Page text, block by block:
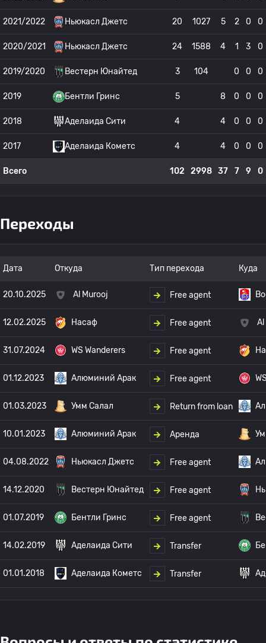
2021/2022 Ньюкасл Джетс 20 1027 5 2 0 0
2020/2021 Ньюкасл Джетс 24 1588 4 1 3 0
2019/2020 Вестерн Юнайтед 3 104 0 0 0
2019 Бентли Гринс 5 8 0 0 0
2018 Аделаида Сити 4 4 0 0 0
2017 Аделаида Кометс 4 4 0 0 0
Всего 102 2998 37 7 9 0
Переходы
Дата Откуда Тип перехода Куда
20.10.2025 Al Murooj Free agent
12.02.2025 Насаф Free agent
31.07.2024 WS Wanderers Free agent
01.12.2023 Алюминий Арак Free agent
01.03.2023 Умм Салал Return from loan
10.01.2023 Алюминий Арак Аренда
04.08.2022 Ньюкасл Джетс Free agent
14.12.2020 Вестерн Юнайтед Free agent
01.07.2019 Бентли Гринс Free agent
14.02.2019 Аделаида Сити Transfer
01.01.2018 Аделаида Кометс Transfer